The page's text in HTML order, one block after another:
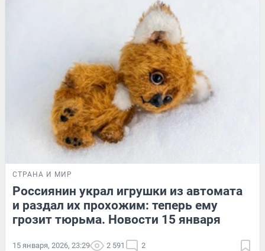
СТРАНА И МИР
Россиянин украл игрушки из автомата
и раздал их прохожим: теперь ему
грозит тюрьма. Новости 15 января
15 января, 2026, 23:29 2 591 2